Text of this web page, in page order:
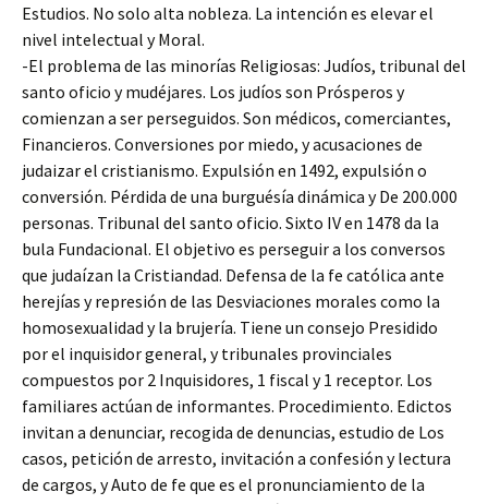
Estudios. No solo alta nobleza. La intención es elevar el
nivel intelectual y Moral.
-El problema de las minorías Religiosas: Judíos, tribunal del
santo oficio y mudéjares. Los judíos son Prósperos y
comienzan a ser perseguidos. Son médicos, comerciantes,
Financieros. Conversiones por miedo, y acusaciones de
judaizar el cristianismo. Expulsión en 1492, expulsión o
conversión. Pérdida de una burguésía dinámica y De 200.000
personas. Tribunal del santo oficio. Sixto IV en 1478 da la
bula Fundacional. El objetivo es perseguir a los conversos
que judaízan la Cristiandad. Defensa de la fe católica ante
herejías y represión de las Desviaciones morales como la
homosexualidad y la brujería. Tiene un consejo Presidido
por el inquisidor general, y tribunales provinciales
compuestos por 2 Inquisidores, 1 fiscal y 1 receptor. Los
familiares actúan de informantes. Procedimiento. Edictos
invitan a denunciar, recogida de denuncias, estudio de Los
casos, petición de arresto, invitación a confesión y lectura
de cargos, y Auto de fe que es el pronunciamiento de la